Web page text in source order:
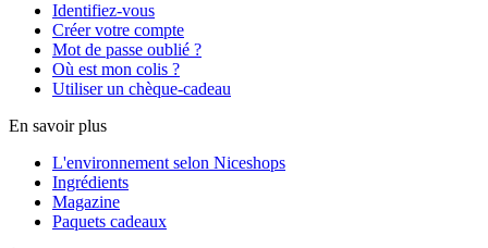
Identifiez-vous
Créer votre compte
Mot de passe oublié ?
Où est mon colis ?
Utiliser un chèque-cadeau
En savoir plus
L'environnement selon Niceshops
Ingrédients
Magazine
Paquets cadeaux